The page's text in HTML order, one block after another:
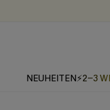
NEUHEITEN⚡2-3